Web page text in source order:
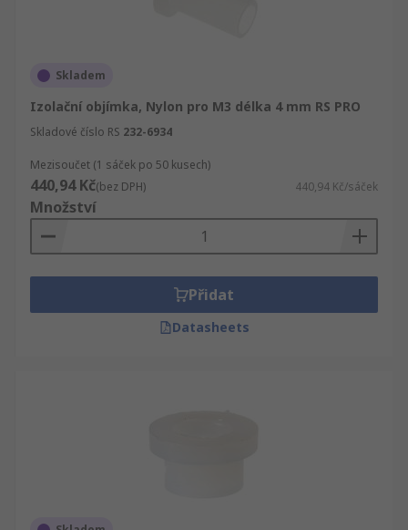
Skladem
Izolační objímka, Nylon pro M3 délka 4 mm RS PRO
Skladové číslo RS 232-6934
Mezisoučet (1 sáček po 50 kusech)
440,94 Kč(bez DPH) 440,94 Kč/sáček
Množství
Přidat
Datasheets